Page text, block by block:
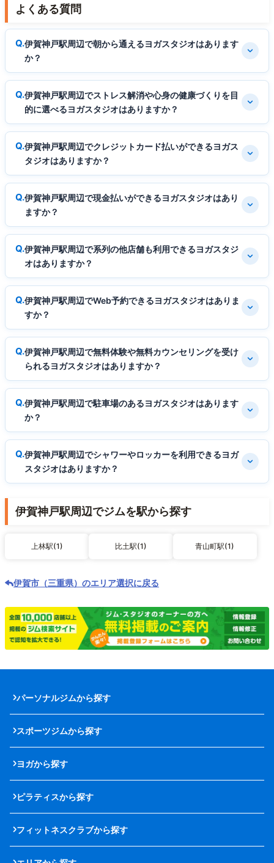
よくある質問
伊賀神戸駅周辺で朝から通えるヨガスタジオはあります
か？
伊賀神戸駅周辺でストレス解消や心身の健康づくりを目
的に選べるヨガスタジオはありますか？
伊賀神戸駅周辺でクレジットカード払いができるヨガス
タジオはありますか？
伊賀神戸駅周辺で現金払いができるヨガスタジオはあり
ますか？
伊賀神戸駅周辺で系列の他店舗も利用できるヨガスタジ
オはありますか？
伊賀神戸駅周辺でWeb予約できるヨガスタジオはありま
すか？
伊賀神戸駅周辺で無料体験や無料カウンセリングを受け
られるヨガスタジオはありますか？
伊賀神戸駅周辺で駐車場のあるヨガスタジオはあります
か？
伊賀神戸駅周辺でシャワーやロッカーを利用できるヨガ
スタジオはありますか？
伊賀神戸駅周辺でジムを駅から探す
上林駅(1) 比土駅(1) 青山町駅(1)
伊賀市（三重県）のエリア選択に戻る
パーソナルジムから探す
スポーツジムから探す
ヨガから探す
ピラティスから探す
フィットネスクラブから探す